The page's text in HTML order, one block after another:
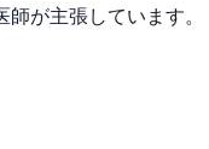
が主張しています。